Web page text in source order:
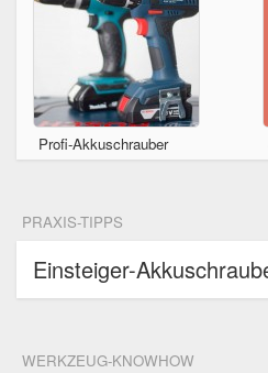
Profi-Akkuschrauber
PRAXIS-TIPPS
Einsteiger-
WERKZEUG-KNOWHOW